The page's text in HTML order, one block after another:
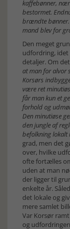
kaffebønner,
bestormet.
brændte bønner.
mand blev for
Den meget
udfordring,
detaljer. Om
at man for alvor
Korsørs
være ret
får man kun et
forhold og
Den minutiøse
den jungle af
befolkning lokalt
grad, men det
over, hvilke
ofte fortælles
uden at man
der ligger til
enkelte år.
det lokale og
mere samlet
Var Korsør
og